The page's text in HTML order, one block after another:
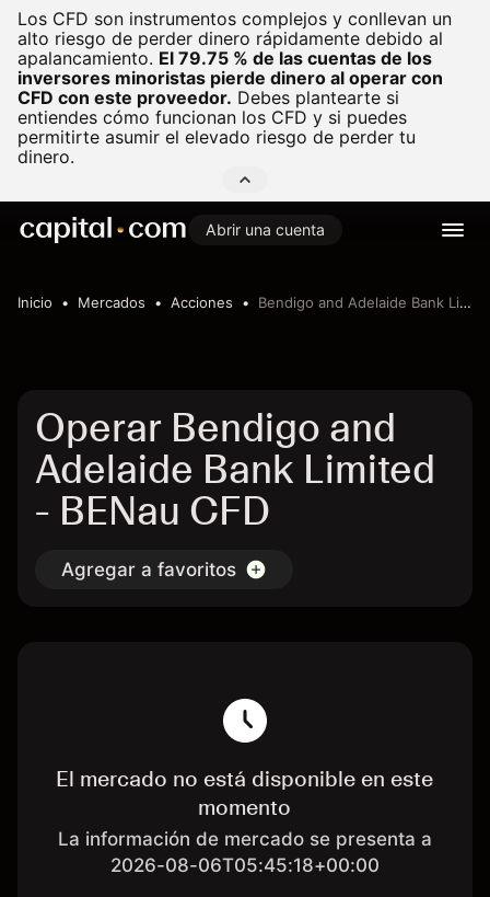
Los CFD son instrumentos complejos y conllevan un
alto riesgo de perder dinero rápidamente debido al
apalancamiento. El 79.75 % de las cuentas de los
inversores minoristas pierde dinero al operar con
CFD con este proveedor. Debes plantearte si
entiendes cómo funcionan los CFD y si puedes
permitirte asumir el elevado riesgo de perder tu
dinero.
Abrir una cuenta
Inicio Mercados Acciones Bendigo and Adelaide Bank Limited
Operar Bendigo and
Adelaide Bank Limited
- BENau CFD
Agregar a favoritos
El mercado no está disponible en este
momento
La información de mercado se presenta a
2026-08-06T05:45:18+00:00